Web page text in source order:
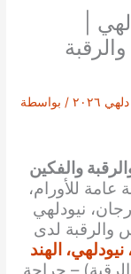
|
٢٠٢٦
/ بواسطة
والفكين
للأورام،
نيودلهي
والرقبة لدى
الهند